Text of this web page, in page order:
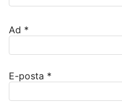
Ad *
E-posta *